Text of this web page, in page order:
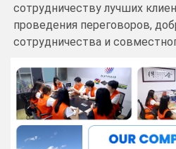
сотрудничеству лучших
проведения переговоров,
сотрудничества и